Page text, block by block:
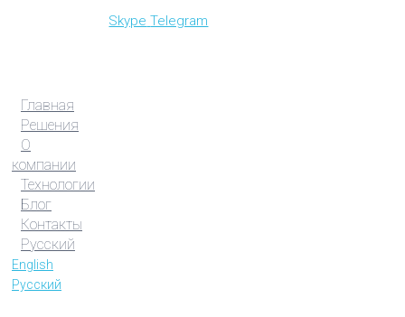
Skype Telegram
Главная
Решения
О
компании
Технологии
Блог
Контакты
Русский
English
Русский